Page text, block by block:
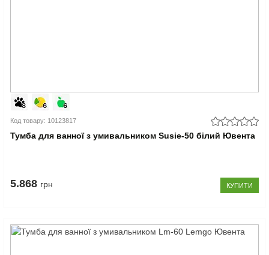
Код товару: 10123817
Тумба для ванної з умивальником Susie-50 білий Ювента
5.868 грн КУПИТИ